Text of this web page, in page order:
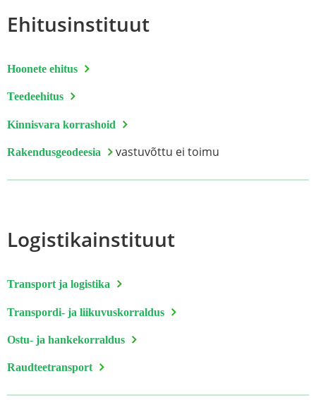
Ehitusinstituut
Hoonete ehitus
Teedeehitus
Kinnisvara korrashoid
Rakendusgeodeesia vastuvõttu ei toimu
Logistikainstituut
Transport ja logistika
Transpordi- ja liikuvuskorraldus
Ostu- ja hankekorraldus
Raudteetransport